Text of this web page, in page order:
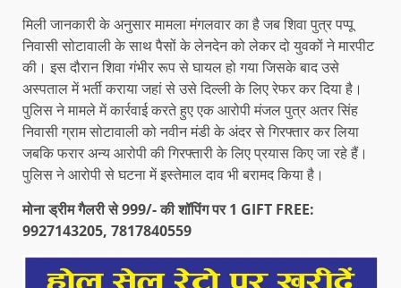
मिली जानकारी के अनुसार मामला मंगलवार का है जब शिवा पुत्र पप्पू
निवासी सोटावाली के साथ पैसों के लेनदेन को लेकर दो युवकों ने मारपीट
की। इस दौरान शिवा गंभीर रूप से घायल हो गया जिसके बाद उसे
अस्पताल में भर्ती कराया जहां से उसे दिल्ली के लिए रेफर कर दिया है।
पुलिस ने मामले में कार्रवाई करते हुए एक आरोपी मंजल पुत्र अतर सिंह
निवासी ग्राम सोटावाली को नवीन मंडी के अंदर से गिरफ्तार कर लिया
जबकि फरार अन्य आरोपी की गिरफ्तारी के लिए प्रयास किए जा रहे हैं।
पुलिस ने आरोपी से घटना में इस्तेमाल दाव भी बरामद किया है।
मोना ड्रीम गैलरी से 999/- की शॉपिंग पर 1 GIFT FREE:
9927143205, 7817840559